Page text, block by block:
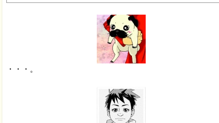
・・・。